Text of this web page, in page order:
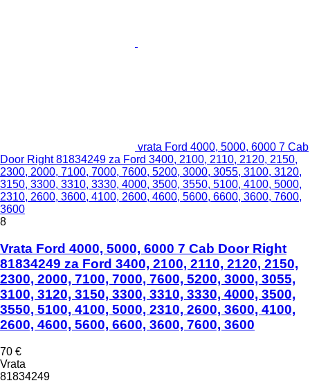
vrata Ford 4000, 5000, 6000 7 Cab
Door Right 81834249 za Ford 3400, 2100, 2110, 2120, 2150,
2300, 2000, 7100, 7000, 7600, 5200, 3000, 3055, 3100, 3120,
3150, 3300, 3310, 3330, 4000, 3500, 3550, 5100, 4100, 5000,
2310, 2600, 3600, 4100, 2600, 4600, 5600, 6600, 3600, 7600,
3600
8
Vrata Ford 4000, 5000, 6000 7 Cab Door Right
81834249 za Ford 3400, 2100, 2110, 2120, 2150,
2300, 2000, 7100, 7000, 7600, 5200, 3000, 3055,
3100, 3120, 3150, 3300, 3310, 3330, 4000, 3500,
3550, 5100, 4100, 5000, 2310, 2600, 3600, 4100,
2600, 4600, 5600, 6600, 3600, 7600, 3600
70 €
Vrata
81834249